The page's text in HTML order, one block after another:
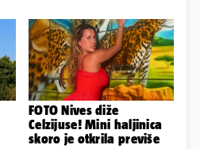
FOTO Nives diže
Celzijuse! Mini haljinica
skoro je otkrila previše